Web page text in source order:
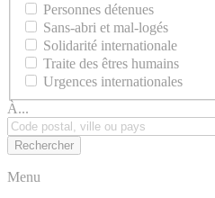
Personnes détenues
Sans-abri et mal-logés
Solidarité internationale
Traite des êtres humains
Urgences internationales
À...
Menu